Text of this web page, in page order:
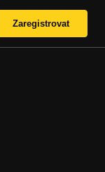
Zaregistrovat